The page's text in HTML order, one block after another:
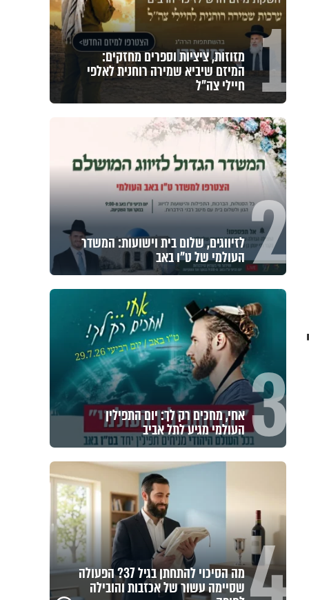
1 מזוזות, ציציות וספרים מחזקים:
המיזם שיביא שמירה רוחנית לאלפי
חיילי צה"ל
2 לזיווגים, שלום בית וישועות: המשדר
העולמי של ט"ו באב
3 אחי, מחכים רק לך: יום התפילין
העולמי מגיע לתל אביב
מה הסיכוי להתחתן בגיל 37? הפעולה
שסיימה עשור של אכזבות והובילה